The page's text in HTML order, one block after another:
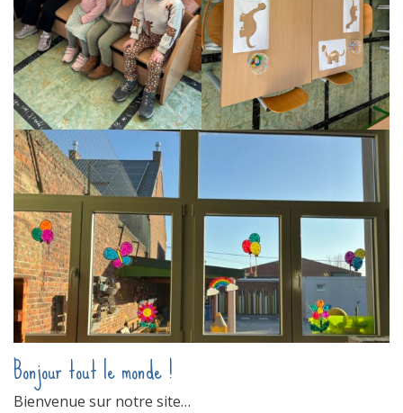
Bonjour tout le monde !
Bienvenue sur notre site…